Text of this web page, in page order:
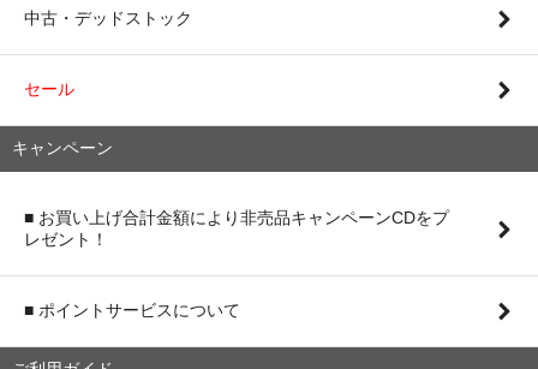
中古・デッドストック
セール
キャンペーン
■ お買い上げ合計金額により非売品キャンペーンCDをプ
レゼント！
■ ポイントサービスについて